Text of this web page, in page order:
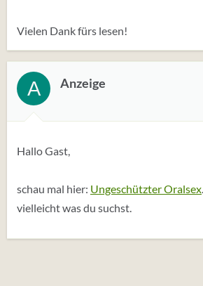
Vielen Dank fürs lesen!
A Anzeige
Hallo Gast,
schau mal hier: Ungeschützter Oralsex
vielleicht was du suchst.